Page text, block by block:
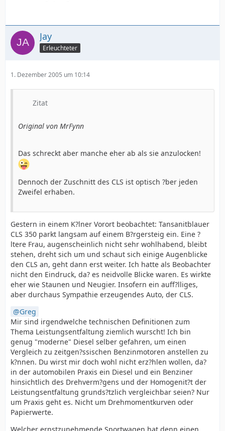
Jay
Erleuchteter
1. Dezember 2005 um 10:14
Zitat
Original von MrFynn
Das schreckt aber manche eher ab als sie anzulocken!
Dennoch der Zuschnitt des CLS ist optisch ?ber jeden
Zweifel erhaben.
Gestern in einem K?lner Vorort beobachtet: Tansanitblauer
CLS 350 parkt langsam auf einem B?rgersteig ein. Eine ?
ltere Frau, augenscheinlich nicht sehr wohlhabend, bleibt
stehen, dreht sich um und schaut sich einige Augenblicke
den CLS an, geht dann erst weiter. Ich hatte als Beobachter
nicht den Eindruck, da? es neidvolle Blicke waren. Es wirkte
eher wie Staunen und Neugier. Insofern ein auff?lliges,
aber durchaus Sympathie erzeugendes Auto, der CLS.
Greg
Mir sind irgendwelche technischen Definitionen zum
Thema Leistungsentfaltung ziemlich wurscht! Ich bin
genug "moderne" Diesel selber gefahren, um einen
Vergleich zu zeitgen?ssischen Benzinmotoren anstellen zu
k?nnen. Du wirst mir doch wohl nicht erz?hlen wollen, da?
in der automobilen Praxis ein Diesel und ein Benziner
hinsichtlich des Drehverm?gens und der Homogenit?t der
Leistungsentfaltung grunds?tzlich vergleichbar seien? Nur
um Praxis geht es. Nicht um Drehmomentkurven oder
Papierwerte.